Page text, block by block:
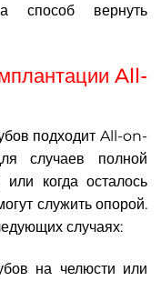
а способ вернуть
All-
подходит All-on-
случаев полной
или когда осталось
служить опорой.
случаях:
на челюсти или